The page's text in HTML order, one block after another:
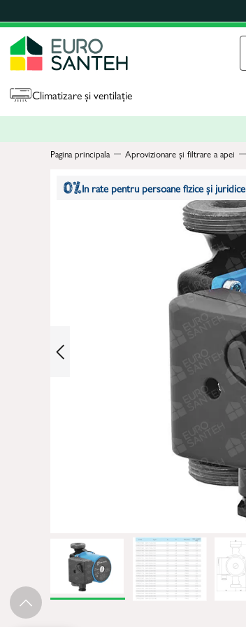
Climatizare și ventilație
Pagina principala Aprovizionare și filtrare a apei
In rate pentru persoane fizice și juridice